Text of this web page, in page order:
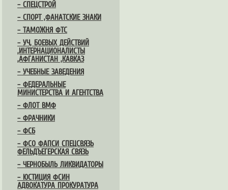
– СПЕЦСТРОЙ
– СПОРТ ,ФАНАТСКИЕ ЗНАКИ
– ТАМОЖНЯ ФТС
– УЧ, БОЕВЫХ ДЕЙСТВИЙ
,ИНТЕРНАЦИОНАЛИСТЫ
,АФГАНИСТАН ,КАВКАЗ
– УЧЕБНЫЕ ЗАВЕДЕНИЯ
– ФЕДЕРАЛЬНЫЕ
МИНИСТЕРСТВА И АГЕНТСТВА
– ФЛОТ ВМФ
– ФРАЧНИКИ
– ФСБ
– ФСО ФАПСИ СПЕЦСВЯЗЬ
ФЕЛЬДЪЕГЕРСКАЯ СВЯЗЬ
– ЧЕРНОБЫЛЬ ЛИКВИДАТОРЫ
– ЮСТИЦИЯ ФСИН
АДВОКАТУРА ПРОКУРАТУРА